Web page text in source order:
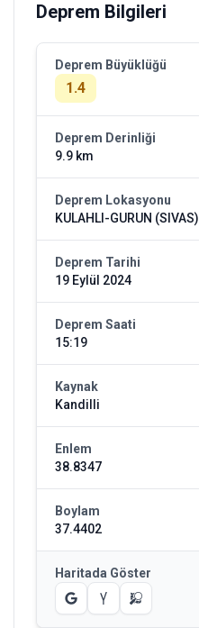
Deprem Bilgileri
Deprem Büyüklüğü
1.4
Deprem Derinliği
9.9 km
Deprem Lokasyonu
KULAHLI-GURUN (SIVAS)
Deprem Tarihi
19 Eylül 2024
Deprem Saati
15:19
Kaynak
Kandilli
Enlem
38.8347
Boylam
37.4402
Haritada Göster